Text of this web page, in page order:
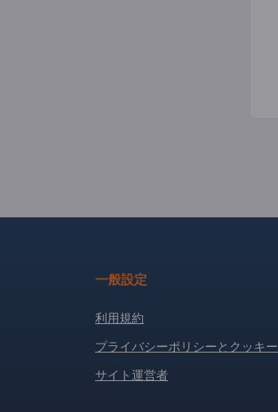
一般設定
利用規約
プライバシーポリシーとクッキー
サイト運営者